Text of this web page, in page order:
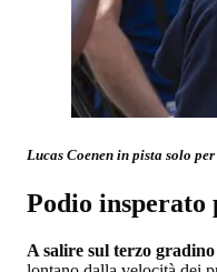
Lucas Coenen in pista solo
Podio insperato
A salire sul terzo